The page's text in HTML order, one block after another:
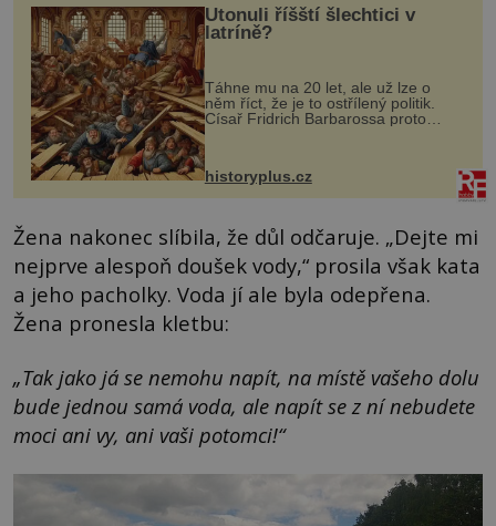
Utonuli říšští šlechtici v
latríně?
Táhne mu na 20 let, ale už lze o
něm říct, že je to ostřílený politik.
Císař Fridrich Barbarossa proto
posílá svého syna a dědice Jindřicha
VI. do Erfurtu, aby se stal
prostředníkem při řešení sporu m...
historyplus.cz
Žena nakonec slíbila, že důl odčaruje. „Dejte mi
nejprve alespoň doušek vody,“ prosila však kata
a jeho pacholky. Voda jí ale byla odepřena.
Žena pronesla kletbu:
„Tak jako já se nemohu napít, na místě vašeho dolu
bude jednou samá voda, ale napít se z ní nebudete
moci ani vy, ani vaši potomci!“